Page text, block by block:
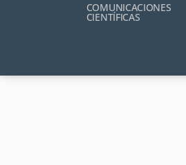
COMUNICACIONES
CIENTÍFICAS